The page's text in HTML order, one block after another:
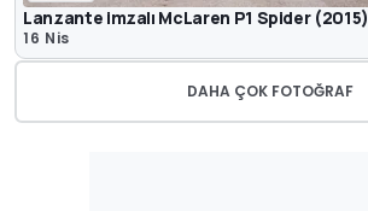
Lanzante imzalı McLaren P1 Spider (2015)
16 Nis
DAHA ÇOK FOTOĞRAF